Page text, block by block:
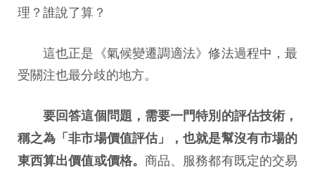
理？誰說了算？
這也正是《氣候變遷調適法》修法過程中，最
受關注也最分歧的地方。
要回答這個問題，需要一門特別的評估技術，
稱之為「非市場價值評估」，也就是幫沒有市場的
東西算出價值或價格。 商品、服務都有既定的交易